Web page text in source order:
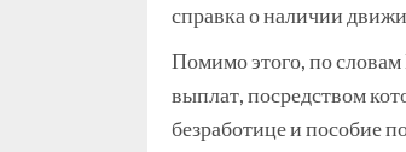
справка о наличии
Помимо этого, по словам
выплат, посредством
безработице и пособие